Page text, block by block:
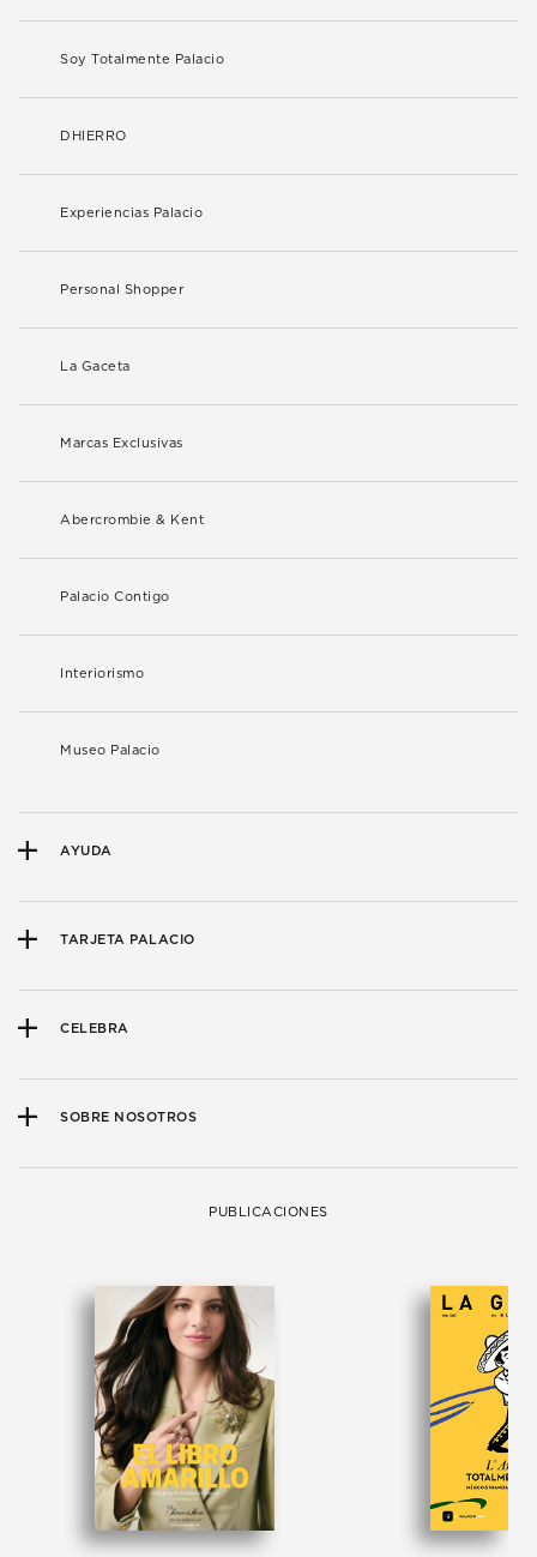
Soy Totalmente Palacio
DHIERRO
Experiencias Palacio
Personal Shopper
La Gaceta
Marcas Exclusivas
Abercrombie & Kent
Palacio Contigo
Interiorismo
Museo Palacio
AYUDA
TARJETA PALACIO
CELEBRA
SOBRE NOSOTROS
PUBLICACIONES